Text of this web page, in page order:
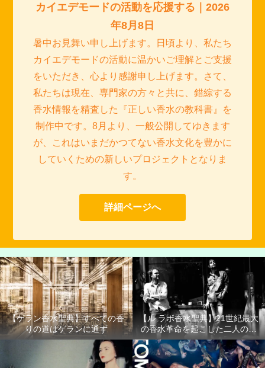
カイエデモードの活動を応援する｜2026
年8月8日
暑中お見舞い申し上げます。日頃より、私たち
カイエデモードの活動に温かいご理解とご支援
をいただき、心より感謝申し上げます。さて、
私たちは現在、専門家の方々と共に、錯綜する
香水情報を精査した『正しい香水の教科書』を
制作中です。8月より、一般公開してゆきます
が、これはいまだかつてない香水文化を豊かに
していくための新しいプロジェクトとなりま
す。
詳細ページへ
【ゲラン香水聖典】すべての香
りの道はゲランに通ず
【ル ラボ香水聖典】21世紀最大
の香水革命を起こした二人の男
たち